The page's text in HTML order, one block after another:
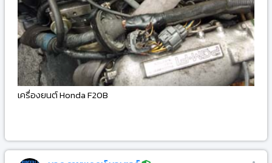
เครื่องยนต์ Honda F20B